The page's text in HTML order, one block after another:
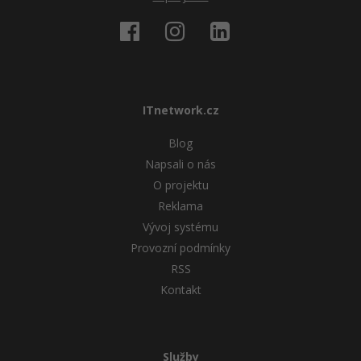
Kybernetická bezpečnost
Elektronický podpis
ITnetwork.cz
Blog
Napsali o nás
O projektu
Reklama
Vývoj systému
Provozní podmínky
RSS
Kontakt
Služby